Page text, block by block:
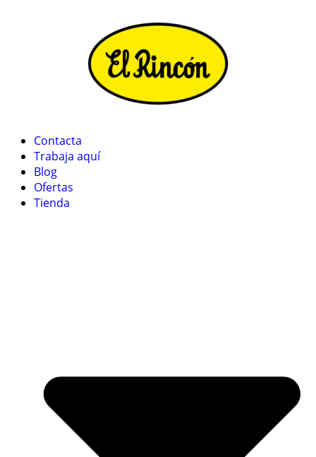
Contacta
Trabaja aquí
Blog
Ofertas
Tienda